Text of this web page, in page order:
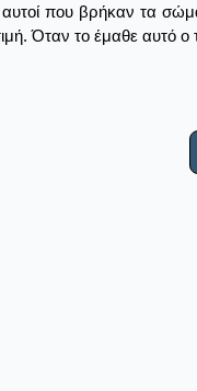
αυτοί που βρήκαν τα
Όταν το έμαθε αυτό ο